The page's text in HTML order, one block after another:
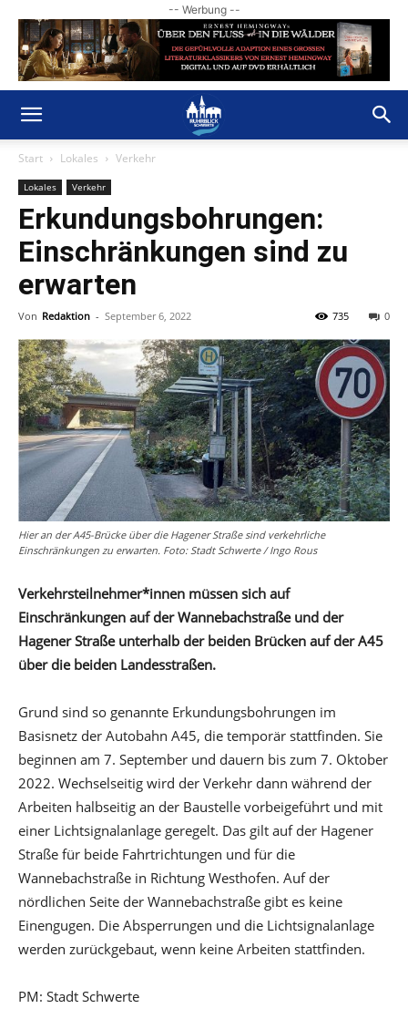
-- Werbung --
Start Lokales Verkehr
Lokales Verkehr
Erkundungsbohrungen:
Einschränkungen sind zu
erwarten
Von Redaktion - September 6, 2022 0
735
Hier an der A45-Brücke über die Hagener Straße sind verkehrliche
Einschränkungen zu erwarten. Foto: Stadt Schwerte / Ingo Rous
Verkehrsteilnehmer*innen müssen sich auf
Einschränkungen auf der Wannebachstraße und der
Hagener Straße unterhalb der beiden Brücken auf der A45
über die beiden Landesstraßen.
Grund sind so genannte Erkundungsbohrungen im
Basisnetz der Autobahn A45, die temporär stattfinden. Sie
beginnen am 7. September und dauern bis zum 7. Oktober
2022. Wechselseitig wird der Verkehr dann während der
Arbeiten halbseitig an der Baustelle vorbeigeführt und mit
einer Lichtsignalanlage geregelt. Das gilt auf der Hagener
Straße für beide Fahrtrichtungen und für die
Wannebachstraße in Richtung Westhofen. Auf der
nördlichen Seite der Wannebachstraße gibt es keine
Einengugen. Die Absperrungen und die Lichtsignalanlage
werden zurückgebaut, wenn keine Arbeiten stattfinden.
PM: Stadt Schwerte